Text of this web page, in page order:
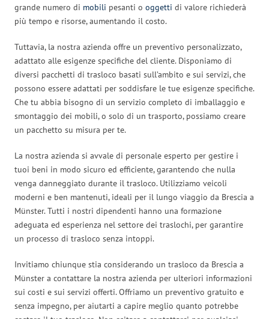
grande numero di mobili pesanti o oggetti di valore richiederà
più tempo e risorse, aumentando il costo.
Tuttavia, la nostra azienda offre un preventivo personalizzato,
adattato alle esigenze specifiche del cliente. Disponiamo di
diversi pacchetti di trasloco basati sull’ambito e sui servizi, che
possono essere adattati per soddisfare le tue esigenze specifiche.
Che tu abbia bisogno di un servizio completo di imballaggio e
smontaggio dei mobili, o solo di un trasporto, possiamo creare
un pacchetto su misura per te.
La nostra azienda si avvale di personale esperto per gestire i
tuoi beni in modo sicuro ed efficiente, garantendo che nulla
venga danneggiato durante il trasloco. Utilizziamo veicoli
moderni e ben mantenuti, ideali per il lungo viaggio da Brescia a
Münster. Tutti i nostri dipendenti hanno una formazione
adeguata ed esperienza nel settore dei traslochi, per garantire
un processo di trasloco senza intoppi.
Invitiamo chiunque stia considerando un trasloco da Brescia a
Münster a contattare la nostra azienda per ulteriori informazioni
sui costi e sui servizi offerti. Offriamo un preventivo gratuito e
senza impegno, per aiutarti a capire meglio quanto potrebbe